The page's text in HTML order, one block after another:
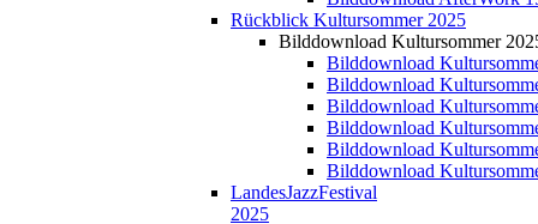
Rückblick Kultursommer 2025
Bilddownload Kultursommer
Bilddownload
Bilddownload
Bilddownload
Bilddownload
Bilddownload
Bilddownload
LandesJazzFestival
2025